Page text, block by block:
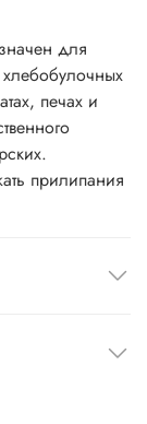
для
печах и
прилипания